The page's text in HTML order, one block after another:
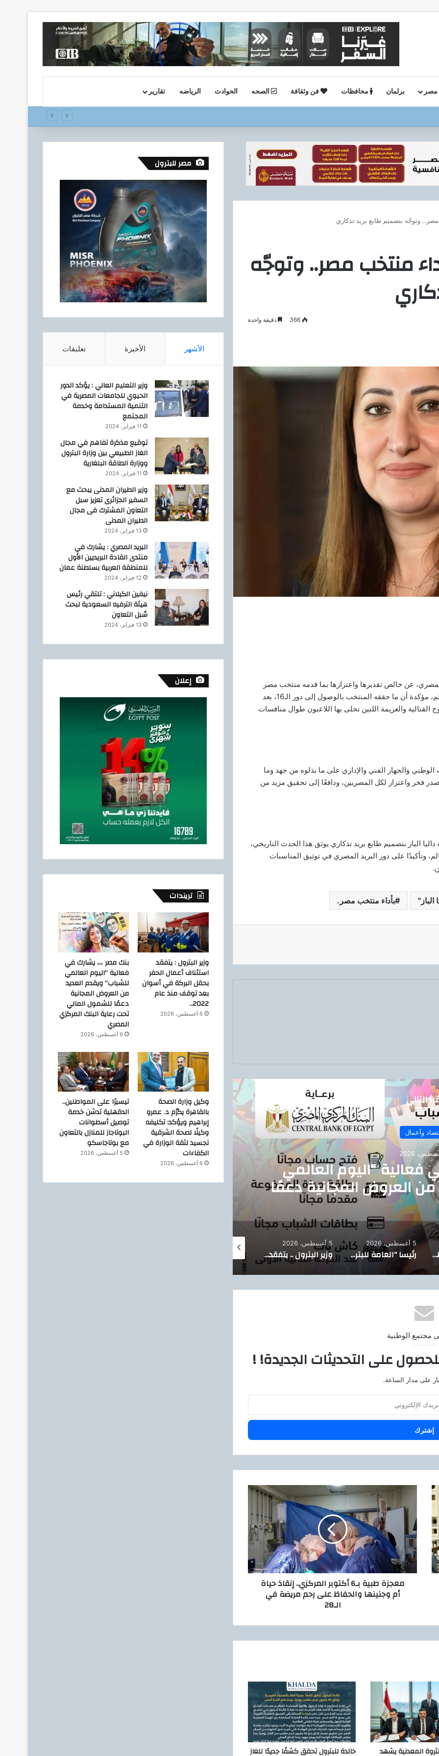
مصر برلمان محافظات فن وثقافة الصحه الحوادث الرياضه تقارير
أعمال الحفر بحقل البركة في أسوان بعد توقف منذ عام 2022..
مصر.. وتوجّه بتصميم طابع بريد تذكاري
منتخب مصر.. وتوجّه
366 دقيقة واحدة
عن خالص تقديرها واعتزازها بما قدمه منتخب مصر
الوطني لكرة القدم خلال مشواره في بطولة كأس العالم، مؤكدة أن ما حققه المنتخب بالوصول إلى دور الـ16، بعد
والعزيمة اللتين تحلى بها اللاعبون طوال منافسات
الوطني والجهاز الفني والإداري على ما بذلوه من جهد وما
فخر واعتزاز لكل المصريين، ودافعًا إلى تحقيق مزيد من
الباز بتصميم طابع بريد تذكاري يوثق هذا الحدث التاريخي،
وتأكيدًا على دور البريد المصري في توثيق المناسبات
الباز" بأداء منتخب مصر.
التالي
إقتصاد وأعمال
5 أغسطس، 2026
على المواطنين.. الدقهلية تدشن خدمة
أسطوانات البوتاجاز للمنازل بالتعاون مع
بوتاجاسكو
صيانة
رئيسا “العامة للبترول” و”بترومنت” يتفقدان أعمال صيانة حقول أبو سنان استعدادًا لفترات الذروة الصيفية
5 أغسطس، 2026
وزير البترول .. يتفقد حقل البركة بأسوان ويتابع خطة إعادة الآبار المتوقفة للإنتاج
5 أغسطس، 2026
عقب الهزة الأرضية ..اجراءات مهم تعملها عشان السلامة والحماية في بيتك .. ازاي تتصرف صح لو شميت ريحة غاز
مجتمع الوطنية
على التحديثات الجديدة! !
على مدار الساعة.
ز
ة
ط
ب
ي
ة
ك
ر
ك
ز
ي
معجزة طبية بـ6 أكتوبر المركزي.. إنقاذ حياة
أم وجنينها والحفاظ على رحم مريضة في
الـ28
المعدنية يشهد خالدة للبترول تحقق كشفًا جديدًا للغاز
مصر للبترول
الأشهر الأخيرة تعليقات
وزير التعليم العالي : يؤكد الدور
الحيوي للجامعات المصرية في
التنمية المستدامة وخدمة
المجتمع
11 فبراير، 2024
توقيع مذكرة تفاهم في مجال
الغاز الطبيعي بين وزارة البترول
ووزارة الطاقة البلغارية
11 فبراير، 2024
وزير الطيران المدنى يبحث مع
السفير الجزائرى تعزيز سبل
التعاون المشترك فى مجال
الطيران المدنى
13 فبراير، 2024
البريد المصري : يشارك في
منتدى القادة البريديين الأول
للمنطقة العربية بسلطنة عمان
12 فبراير، 2024
نيفين الكيلاني : تلتقي رئيس
هيئة الترفيه السعودية لبحث
سُبل التعاون
13 فبراير، 2024
إعلان
تريندات
وزير البترول : يتفقد
استئناف أعمال الحفر
بحقل البركة في أسوان
بعد توقف منذ عام
2022..
6 أغسطس، 2026
بنك مصر ،،، يشارك في
فعالية “اليوم العالمي
للشباب” ويقدم العديد
من العروض المجانية
دعمًا للشمول المالي
تحت رعاية البنك المركزي
المصري
6 أغسطس، 2026
وكيل وزارة الصحة
بالقاهرة يكرّم د. عمرو
إبراهيم ويؤكد: تكليفه
وكيلًا لصحة الشرقية
تجسيد لثقة الوزارة في
الكفاءات
6 أغسطس، 2026
تيسيرًا على المواطنين..
الدقهلية تدشن خدمة
توصيل أسطوانات
البوتاجاز للمنازل بالتعاون
مع بوتاجاسكو
5 أغسطس، 2026